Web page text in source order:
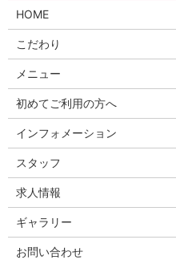
HOME
こだわり
メニュー
初めてご利用の方へ
インフォメーション
スタッフ
求人情報
ギャラリー
お問い合わせ